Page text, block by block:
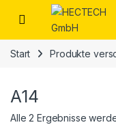
Open
Start Produkte
A14
Alle 2 Ergebnisse